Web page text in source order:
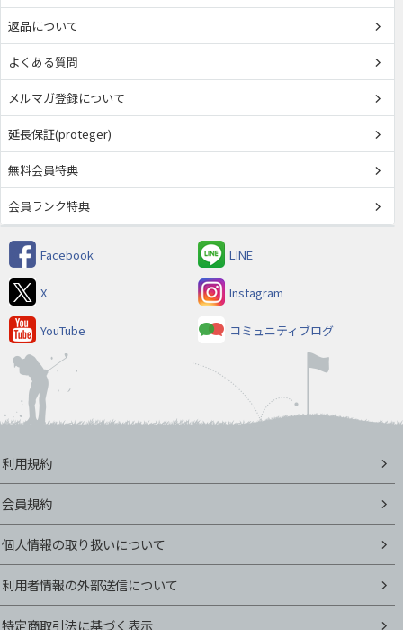
返品について
よくある質問
メルマガ登録について
延長保証(proteger)
無料会員特典
会員ランク特典
Facebook LINE
X Instagram
YouTube コミュニティブログ
利用規約
会員規約
個人情報の取り扱いについて
利用者情報の外部送信について
特定商取引法に基づく表示